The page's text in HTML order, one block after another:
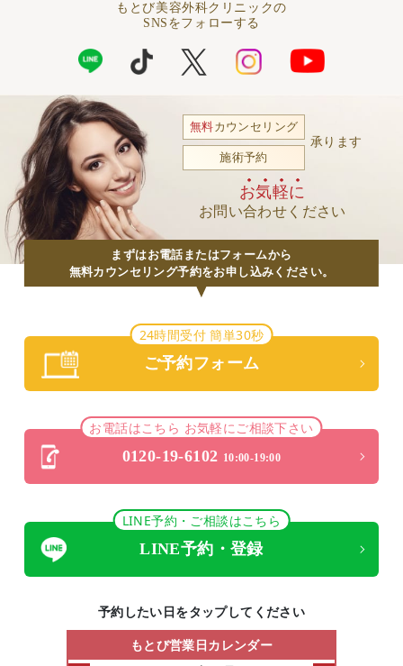
もとび美容外科クリニックの
SNSをフォローする
無料カウンセリング
施術予約
承ります
お気軽に
お問い合わせください
まずはお電話またはフォームから
無料カウンセリング予約をお申し込みください。
24時間受付 簡単30秒
ご予約フォーム
お電話はこちら お気軽にご相談下さい
0120-19-6102 10:00-19:00
LINE予約・ご相談はこちら
LINE予約・登録
予約したい日をタップしてください
もとび営業日カレンダー